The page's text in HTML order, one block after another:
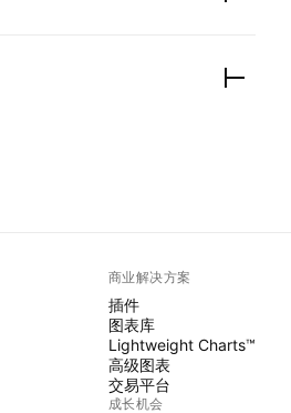
商业解决方案
插件
图表库
Lightweight Charts™
高级图表
交易平台
成长机会